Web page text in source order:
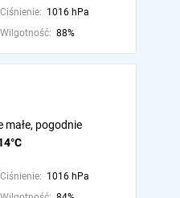
Ciśnienie: 1016 hPa
Wilgotność: 88%
małe, pogodnie
Ciśnienie: 1016 hPa